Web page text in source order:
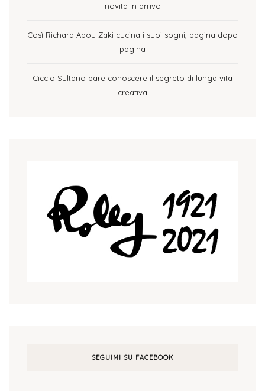
novità in arrivo
Così Richard Abou Zaki cucina i suoi sogni, pagina dopo
pagina
Ciccio Sultano pare conoscere il segreto di lunga vita
creativa
SEGUIMI SU FACEBOOK